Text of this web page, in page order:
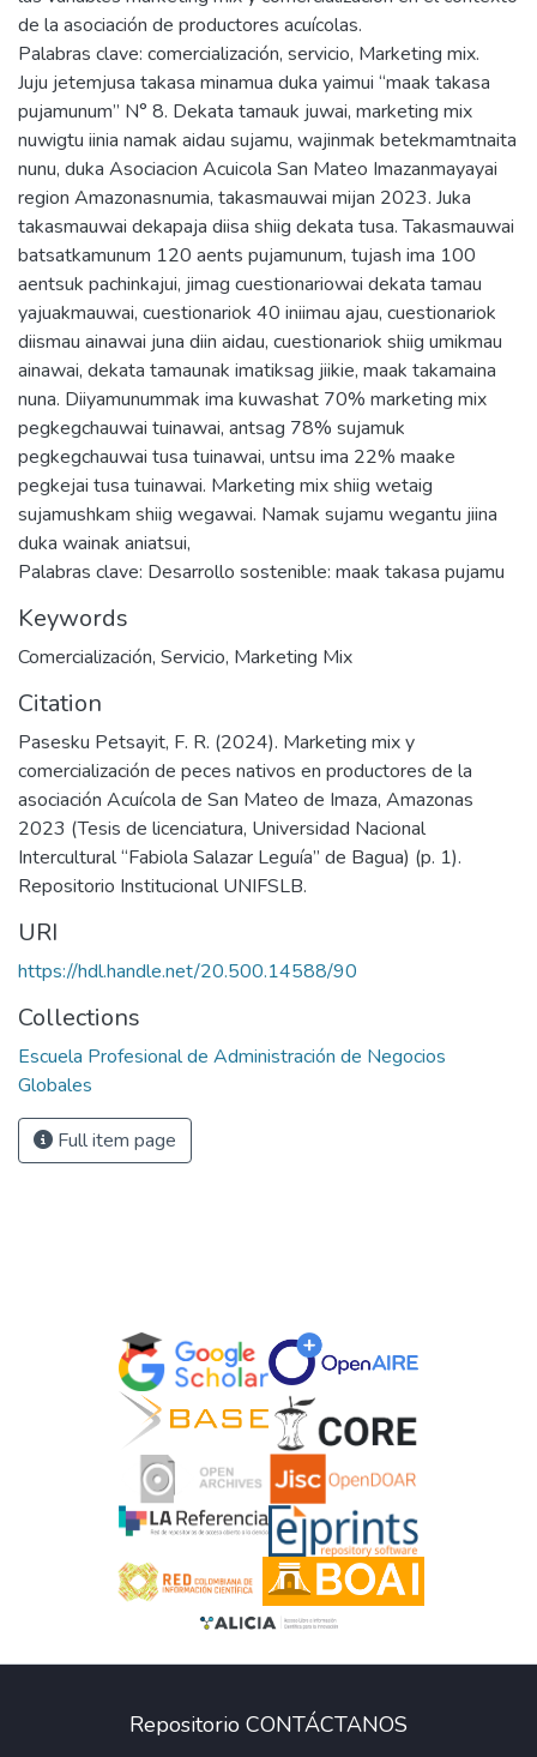
de la asociación de productores acuícolas.
Palabras clave: comercialización, servicio, Marketing mix.
Juju jetemjusa takasa minamua duka yaimui “maak takasa
pujamunum” N° 8. Dekata tamauk juwai, marketing mix
nuwigtu iinia namak aidau sujamu, wajinmak betekmamtnaita
nunu, duka Asociacion Acuicola San Mateo Imazanmayayai
region Amazonasnumia, takasmauwai mijan 2023. Juka
takasmauwai dekapaja diisa shiig dekata tusa. Takasmauwai
batsatkamunum 120 aents pujamunum, tujash ima 100
aentsuk pachinkajui, jimag cuestionariowai dekata tamau
yajuakmauwai, cuestionariok 40 iniimau ajau, cuestionariok
diismau ainawai juna diin aidau, cuestionariok shiig umikmau
ainawai, dekata tamaunak imatiksag jiikie, maak takamaina
nuna. Diiyamunummak ima kuwashat 70% marketing mix
pegkegchauwai tuinawai, antsag 78% sujamuk
pegkegchauwai tusa tuinawai, untsu ima 22% maake
pegkejai tusa tuinawai. Marketing mix shiig wetaig
sujamushkam shiig wegawai. Namak sujamu wegantu jiina
duka wainak aniatsui,
Palabras clave: Desarrollo sostenible: maak takasa pujamu
Keywords
Comercialización, Servicio, Marketing Mix
Citation
Pasesku Petsayit, F. R. (2024). Marketing mix y
comercialización de peces nativos en productores de la
asociación Acuícola de San Mateo de Imaza, Amazonas
2023 (Tesis de licenciatura, Universidad Nacional
Intercultural “Fabiola Salazar Leguía” de Bagua) (p. 1).
Repositorio Institucional UNIFSLB.
URI
https://hdl.handle.net/20.500.14588/90
Collections
Escuela Profesional de Administración de Negocios
Globales
Full item page
Repositorio CONTÁCTANOS